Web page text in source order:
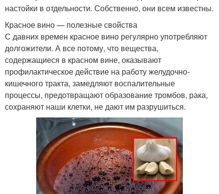
настойки в отдельности. Собственно, они всем известны.
Красное вино — полезные свойства
С давних времен красное вино регулярно употребляют
долгожители. А все потому, что вещества,
содержащиеся в красном вине, оказывают
профилактическое действие на работу желудочно-
кишечного тракта, замедляют воспалительные
процессы, предотвращают образование тромбов, рака,
сохраняют наши клетки, не дают им разрушиться.